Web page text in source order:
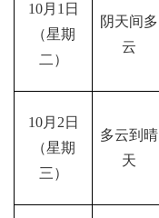
10月1日
（星期
二）
阴天间多
云
10月2日
（星期
三）
多云到晴
天